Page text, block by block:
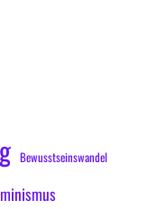
Bewusstseinswandel